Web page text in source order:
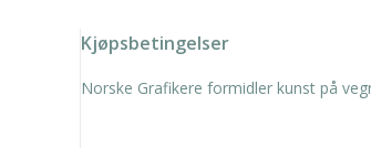
Kjøpsbetingelser
Norske Grafikere formidler kunst på